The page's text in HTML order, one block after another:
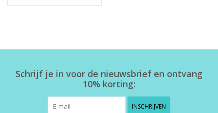
Schrijf je in voor de nieuwsbrief en ontvang
10% korting:
INSCHRIJVEN